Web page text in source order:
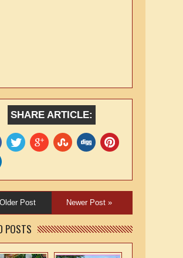
SHARE ARTICLE:
Post Newer Post »
POSTS